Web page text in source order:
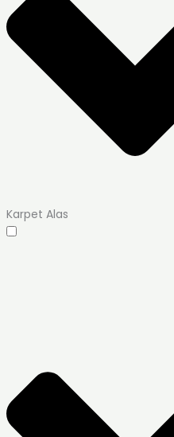
Karpet Alas